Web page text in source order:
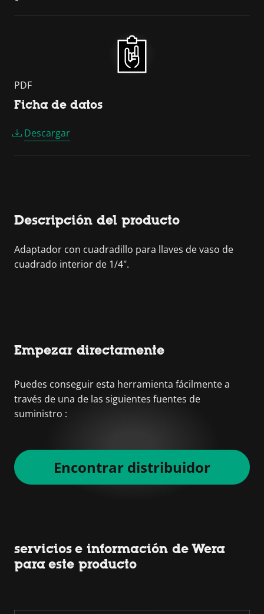
PDF
Ficha de datos
Descargar
Descripción del producto
Adaptador con cuadradillo para llaves de vaso de
cuadrado interior de 1/4".
Empezar directamente
Puedes conseguir esta herramienta fácilmente a
través de una de las siguientes fuentes de
suministro :
Encontrar distribuidor
servicios e información de Wera
para este producto